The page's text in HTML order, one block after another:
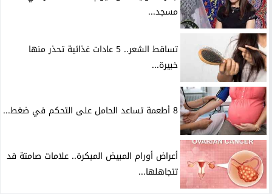
مسجد...
تساقط الشعر.. 5 عادات غذائية تحذر منها
خبيرة...
8 أطعمة تساعد الحامل على التحكم في ضغط...
أعراض أورام المبيض المبكرة.. علامات صامتة قد
تتجاهلها...